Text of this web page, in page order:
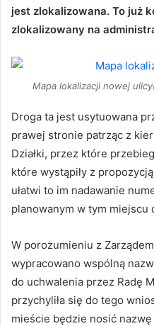
jest zlokalizowana. To już
zlokalizowany na
Mapa lokalizacji nowej ulicy
Droga ta jest usytuowana
prawej stronie patrząc z
Działki, przez które
które wystąpiły z
ułatwi to im nadawanie
planowanym w tym miejscu
W porozumieniu z
wypracowano wspólną
do uchwalenia przez Radę
przychyliła się do tego
mieście będzie nosić